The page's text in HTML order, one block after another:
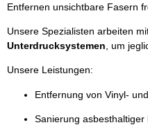
Entfernen unsichtbare Fasern
Unsere Spezialisten arbeiten
Unterdrucksystemen , um
Unsere Leistungen:
Entfernung von Vinyl-
Sanierung